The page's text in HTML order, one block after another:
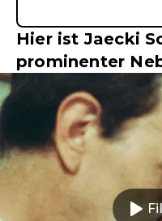
Hier ist Jaecki
prominenter